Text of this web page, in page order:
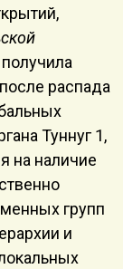
распада
Туннуг 1,
на наличие
групп
и